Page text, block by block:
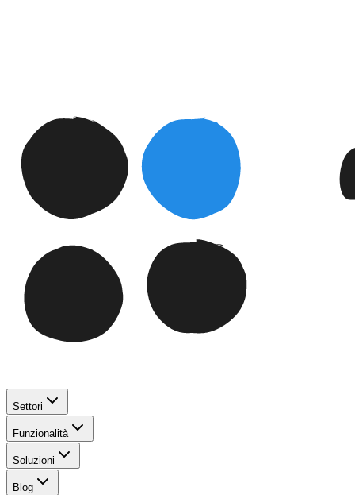
Settori
Funzionalità
Soluzioni
Blog